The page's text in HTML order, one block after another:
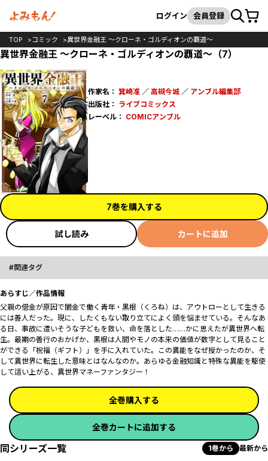
検索
ログイン 会員登録カート
TOP コミック 異世界金融王 ～クローネ・ゴルディオンの覇道～
異世界金融王 ～クローネ・ゴルディオンの覇道～（7）
作家名： 箕崎准／ 高槻今城／ アンブル編集部
出版社： ライブコミックス
レーベル： COMICアンブル
7巻を購入する
試し読み カートに追加
関連タグ
あらすじ／作品情報
父親の借金が原因で闇金で働く青年・黒根（くろね）は、アウトローとして生きる
には善人だった。現に、したくもない取り立てによく頭を悩ませている。そんなあ
る日、事故に遭いそうな子どもを救い、命を落とした……かに思えたが異世界へ転
生。最期の善行のおかげか、黒根は人間やモノの本来の価値が数字として見ること
ができる「祝福（ギフト）」を手に入れていた。この異能をなぜ授かったのか、そ
して異世界に転生した意味とはなんなのか――。あらゆる金融知識と特殊な異能を駆使
して這い上がる、異世界マネーファンタジー！
全巻購入する
全巻カートに追加する
同シリーズ一覧 1巻から 最新から